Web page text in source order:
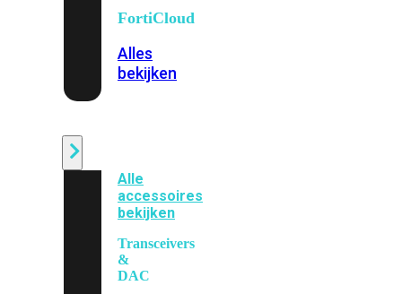
FortiCloud
Alles
bekijken
Alle
accessoires
bekijken
Transceivers
&
DAC